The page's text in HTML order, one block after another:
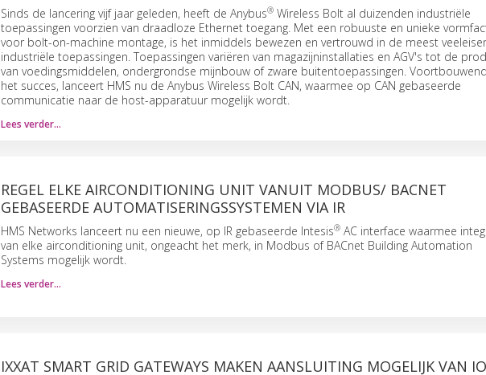
Sinds de lancering vijf jaar geleden, heeft de Anybus®Wireless Bolt al duizenden industriële
toepassingen voorzien van draadloze Ethernet toegang. Met een robuuste en unieke
voor bolt-on-machine montage, is het inmiddels bewezen en vertrouwd in de meest
industriële toepassingen. Toepassingen variëren van magazijninstallaties en AGV's tot de
van voedingsmiddelen, ondergrondse mijnbouw of zware buitentoepassingen.
het succes, lanceert HMS nu de Anybus Wireless Bolt CAN, waarmee op CAN gebaseerde
communicatie naar de host-apparatuur mogelijk wordt.
Lees verder…
REGEL ELKE AIRCONDITIONING UNIT VANUIT MODBUS/ BACNET
GEBASEERDE AUTOMATISERINGSSYSTEMEN VIA IR
HMS Networks lanceert nu een nieuwe, op IR gebaseerde Intesis®AC interface waarmee
van elke airconditioning unit, ongeacht het merk, in Modbus of BACnet Building Automation
Systems mogelijk wordt.
Lees verder…
IXXAT SMART GRID GATEWAYS MAKEN AANSLUITING MOGELIJK VAN